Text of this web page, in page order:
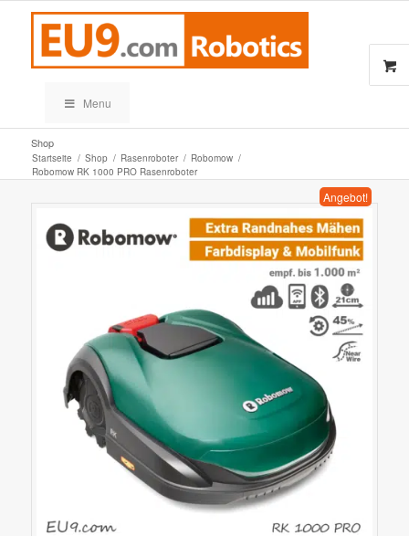
Menu
Shop
Startseite / Shop / Rasenroboter / Robomow /
Robomow RK 1000 PRO Rasenroboter
Angebot!